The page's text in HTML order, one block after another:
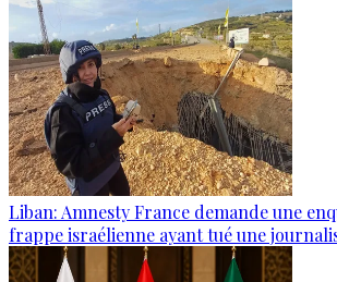
Liban: Amnesty France demande une
frappe israélienne ayant tué une